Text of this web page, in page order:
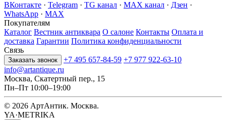
ВКонтакте · Telegram · TG канал · MAX канал · Дзен ·
WhatsApp · MAX
Покупателям
Каталог Вестник антиквара О салоне Контакты Оплата и
доставка Гарантии Политика конфиденциальности
Связь
Заказать звонок +7 495 657-84-59 +7 977 922-63-10
info@artantique.ru
Москва, Скатертный пер., 15
Пн–Пт 10:00–19:00
© 2026 АртАнтик. Москва.
YA·METRIKA